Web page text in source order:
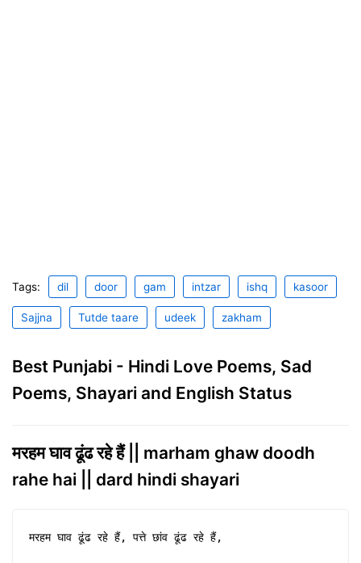
Tags: dil door gam intzar ishq kasoor
Sajjna Tutde taare udeek zakham
Best Punjabi - Hindi Love Poems, Sad
Poems, Shayari and English Status
मरहम घाव ढूंढ रहे हैं || marham ghaw doodh
rahe hai || dard hindi shayari
मरहम घाव ढूंढ रहे हैं, पत्ते छांव ढूंढ रहे हैं,